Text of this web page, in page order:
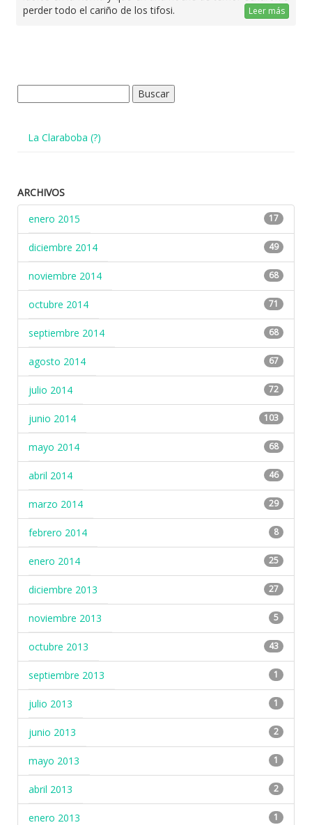
perder todo el cariño de los tifosi.
Leer más
La Claraboba (?)
ARCHIVOS
enero 2015
17
diciembre 2014 49
noviembre 2014 68
octubre 2014 71
septiembre 2014 68
agosto 2014 67
julio 2014 72
junio 2014 103
mayo 2014 68
abril 2014 46
marzo 2014 29
febrero 2014 8
enero 2014 25
diciembre 2013 27
noviembre 2013 5
octubre 2013 43
septiembre 2013 1
julio 2013 1
junio 2013 2
mayo 2013 1
abril 2013 2
enero 2013 1